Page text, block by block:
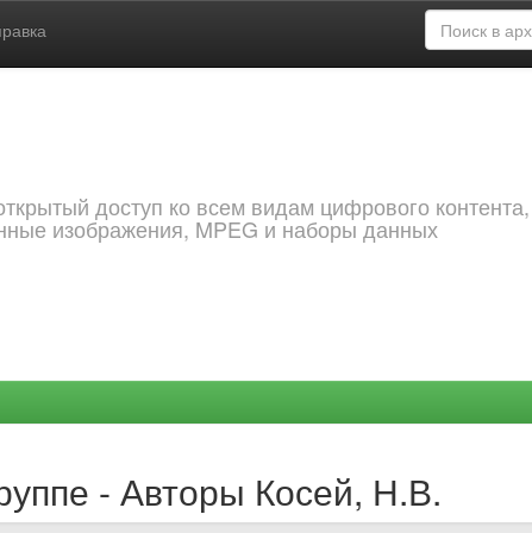
доступ ко всем видам цифрового контента,
изображения, MPEG и наборы данных
- Авторы Косей, Н.В.